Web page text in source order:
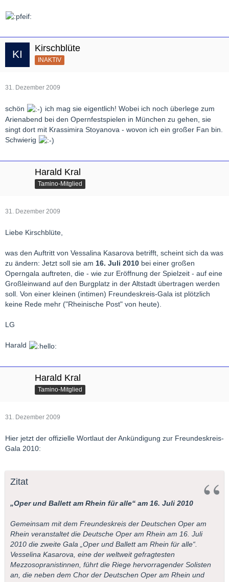
Kirschblüte
INAKTIV
31. Dezember 2009
schön
ich mag sie eigentlich! Wobei ich noch überlege zum
Arienabend bei den Opernfestspielen in München zu gehen, sie
singt dort mit Krassimira Stoyanova - wovon ich ein großer Fan bin.
Schwierig
Harald Kral
Tamino-Mitglied
31. Dezember 2009
Liebe Kirschblüte,
was den Auftritt von Vessalina Kasarova betrifft, scheint sich da was
zu ändern: Jetzt soll sie am 16. Juli 2010 bei einer großen
Operngala auftreten, die - wie zur Eröffnung der Spielzeit - auf eine
Großleinwand auf den Burgplatz in der Altstadt übertragen werden
soll. Von einer kleinen (intimen) Freundeskreis-Gala ist plötzlich
keine Rede mehr ("Rheinische Post" von heute).
LG
Harald
Harald Kral
Tamino-Mitglied
31. Dezember 2009
Hier jetzt der offizielle Wortlaut der Ankündigung zur Freundeskreis-
Gala 2010:
Zitat
„Oper und Ballett am Rhein für alle“ am 16. Juli 2010
Gemeinsam mit dem Freundeskreis der Deutschen Oper am
Rhein veranstaltet die Deutsche Oper am Rhein am 16. Juli
2010 die zweite Gala „Oper und Ballett am Rhein für alle“.
Vesselina Kasarova, eine der weltweit gefragtesten
Mezzosopranistinnen, führt die Riege hervorragender Solisten
an, die neben dem Chor der Deutschen Oper am Rhein und